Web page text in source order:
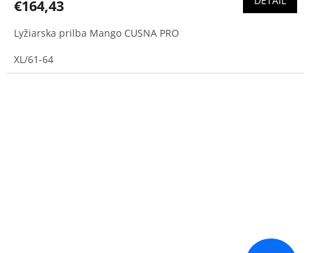
€164,43
Lyžiarska prilba Mango CUSNA PRO
XL/61-64